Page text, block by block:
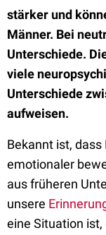
stärker und
Männer. Bei
Unterschiede.
viele
Unterschiede
aufweisen.
Bekannt ist,
emotionaler
aus früheren
unsere
eine Situation